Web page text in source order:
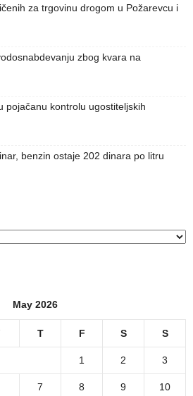
za trgovinu drogom u Požarevcu i
zbog kvara na
pojačanu kontrolu ugostiteljskih
benzin ostaje 202 dinara po litru
May 2026
T F S S
1 2 3
7 8 9 10